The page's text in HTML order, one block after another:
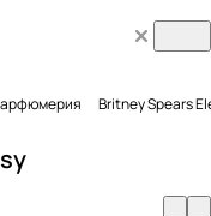
Britney Spears